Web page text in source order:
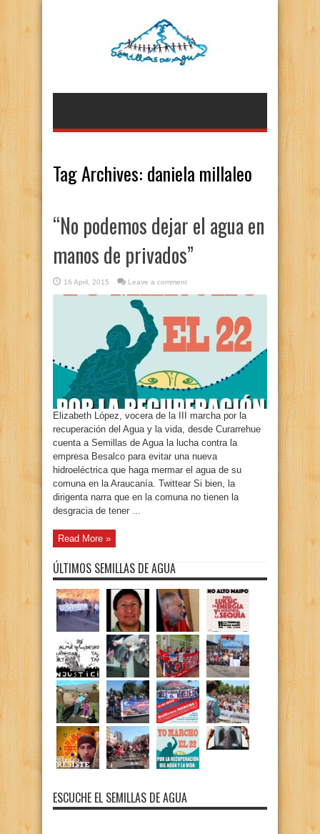
Tag Archives: daniela millaleo
“No podemos dejar el agua en
manos de privados”
16 April, 2015 Leave a comment
Elizabeth López, vocera de la III marcha por la
recuperación del Agua y la vida, desde Curarrehue
cuenta a Semillas de Agua la lucha contra la
empresa Besalco para evitar una nueva
hidroeléctrica que haga mermar el agua de su
comuna en la Araucanía. Twittear Si bien, la
dirigenta narra que en la comuna no tienen la
desgracia de tener ...
Read More »
ÚLTIMOS SEMILLAS DE AGUA
ESCUCHE EL SEMILLAS DE AGUA